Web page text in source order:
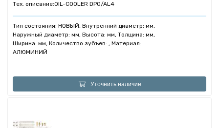
Тех. описание:OIL-COOLER DP0/AL4
Тип состояния: НОВЫЙ, Внутренний диаметр: мм,
Наружный диаметр: мм, Высота: мм, Толщина: мм,
Ширина: мм, Количество зубъев: , Материал:
АЛЮМИНИЙ
Уточнить наличие